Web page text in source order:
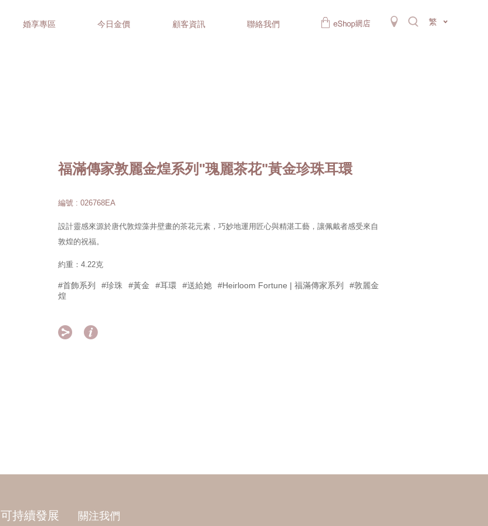
婚享專區 今日金價 顧客資訊 聯絡我們 繁
福滿傳家敦麗金煌系列"瑰麗茶花"黃金珍珠耳環
編號 : 026768EA
設計靈感來源於唐代敦煌藻井壁畫的茶花元素，巧妙地運用匠心與精湛工藝，讓佩戴者感受來自
敦煌的祝福。
約重：4.22克
#首飾系列 #珍珠 #黃金 #耳環 #送給她 #Heirloom Fortune | 福滿傳家系列
#敦麗金
煌
 
可持續發展 關注我們